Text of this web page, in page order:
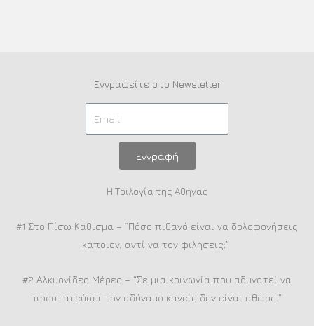
Εγγραφείτε στο Newsletter
Εγγραφή
Η Τριλογία της Αθήνας
#1 Στο Πίσω Κάθισμα – “Πόσο πιθανό είναι να δολοφονήσεις
κάποιον, αντί να τον φιλήσεις;”
#2 Αλκυονίδες Μέρες – “Σε μια κοινωνία που αδυνατεί να
προστατεύσει τον αδύναμο κανείς δεν είναι αθώος.”